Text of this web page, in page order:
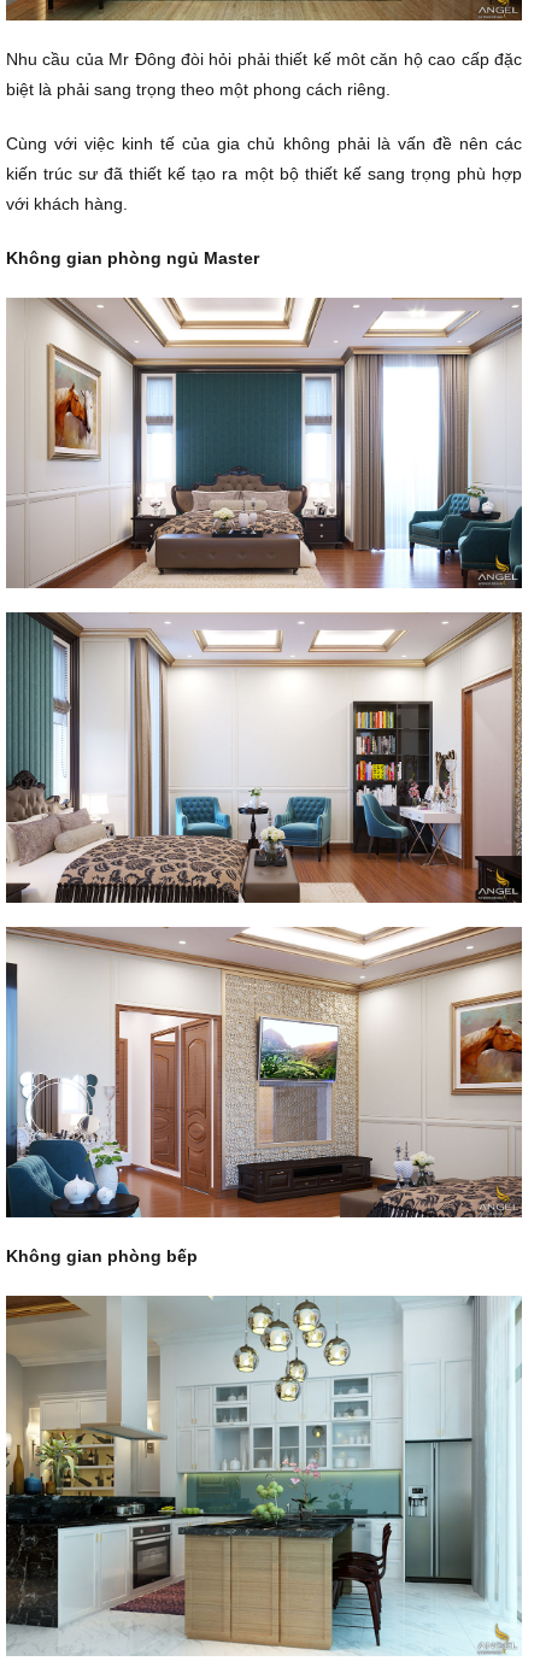
Nhu cầu của Mr Đông đòi hỏi phải thiết kế môt căn hộ cao cấp đặc
biệt là phải sang trọng theo một phong cách riêng.
Cùng với việc kinh tế của gia chủ không phải là vấn đề nên các
kiến trúc sư đã thiết kế tạo ra một bộ thiết kế sang trọng phù hợp
với khách hàng.
Không gian phòng ngủ Master
Không gian phòng bếp